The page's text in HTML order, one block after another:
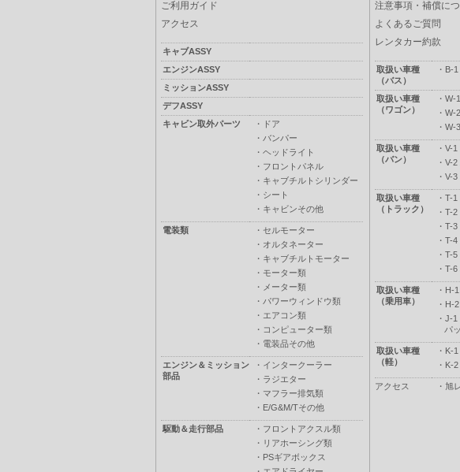
ご利用ガイド
アクセス
キャブASSY
エンジンASSY
ミッションASSY
デフASSY
キャビン取外パーツ
・
ドア
・ バンパー
・ ヘッドライト
・ フロントパネル
・ キャブチルトシリンダー
・ シート
・ キャビンその他
電装類 ・ セルモーター
・ オルタネーター
・ キャブチルトモーター
・ モーター類
・ メーター類
・ パワーウィンドウ類
・ エアコン類
・ コンピューター類
・ 電装品その他
エンジン＆ミッション
部品
・ インタークーラー
・ ラジエター
・ マフラー排気類
・ E/G&M/Tその他
駆動＆走行部品 ・ フロントアクスル類
・ リアホーシング類
・ PSギアボックス
注意事項・補償に
よくあるご質問
レンタカー約款
取扱い車種
（バス）
・ B-
取扱い車種
（ワゴン）
・ W-
・ W-
・ W-
取扱い車種
（バン）
・ V-1
・ V-2
・ V-3
取扱い車種
（トラック）
・ T-1
・ T-2
・ T-3
・ T-4
・ T-5
・ T-6
取扱い車種
（乗用車）
・ H-
・ H-
・ J-1
パ
取扱い車種
（軽）
・ K-
・ K-
アクセス ・ 旭